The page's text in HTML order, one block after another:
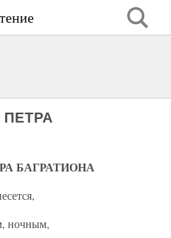
БАГРАТИОНА
ночным,